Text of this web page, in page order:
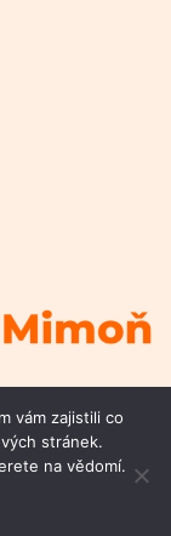
vám zajistili co
stránek.
na vědomí.